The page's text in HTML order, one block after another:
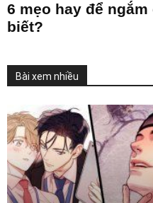
6 mẹo hay để
biết?
Bài xem nhiều